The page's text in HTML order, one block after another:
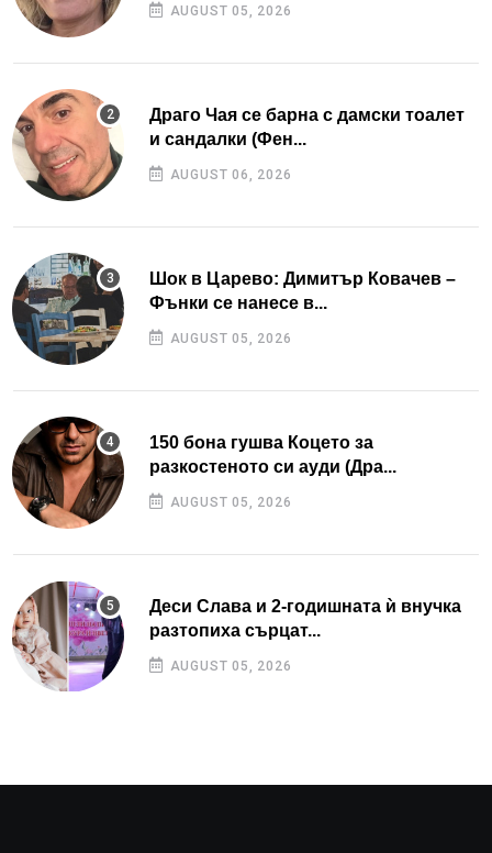
AUGUST 05, 2026
Драго Чая се барна с дамски тоалет
и сандалки (Фен...
AUGUST 06, 2026
Шок в Царево: Димитър Ковачев –
Фънки се нанесе в...
AUGUST 05, 2026
150 бона гушва Коцето за
разкостеното си ауди (Дра...
AUGUST 05, 2026
Деси Слава и 2-годишната ѝ внучка
разтопиха сърцат...
AUGUST 05, 2026